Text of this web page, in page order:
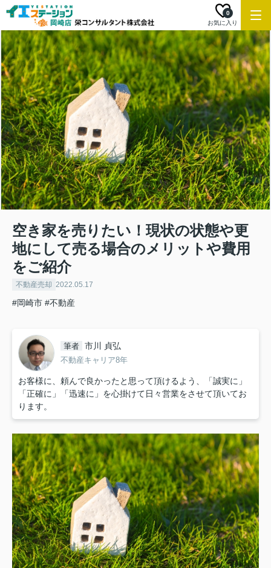
お気に入り
0
空き家を売りたい！現状の状態や更
地にして売る場合のメリットや費用
をご紹介
不動産売却 2022.05.17
#岡崎市 #不動産
筆者 市川 貞弘
不動産キャリア8年
お客様に、頼んで良かったと思って頂けるよう、「誠実に」
「正確に」「迅速に」を心掛けて日々営業をさせて頂いてお
ります。